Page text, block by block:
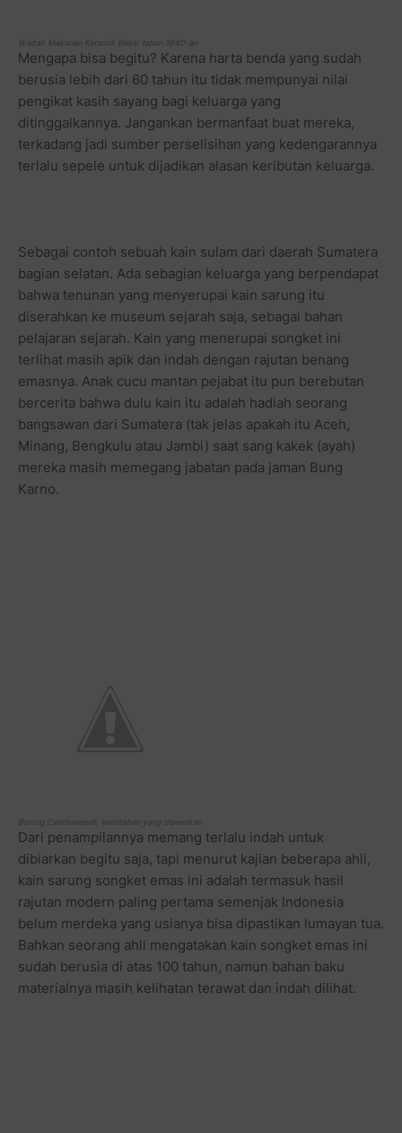
Wadah Makanan Keramik Besar tahun 1940-an
Mengapa bisa begitu? Karena harta benda yang sudah
berusia lebih dari 60 tahun itu tidak mempunyai nilai
pengikat kasih sayang bagi keluarga yang
ditinggalkannya. Jangankan bermanfaat buat mereka,
terkadang jadi sumber perselisihan yang kedengarannya
terlalu sepele untuk dijadikan alasan keributan keluarga.
Sebagai contoh sebuah kain sulam dari daerah Sumatera
bagian selatan. Ada sebagian keluarga yang berpendapat
bahwa tenunan yang menyerupai kain sarung itu
diserahkan ke museum sejarah saja, sebagai bahan
pelajaran sejarah. Kain yang menerupai songket ini
terlihat masih apik dan indah dengan rajutan benang
emasnya. Anak cucu mantan pejabat itu pun berebutan
bercerita bahwa dulu kain itu adalah hadiah seorang
bangsawan dari Sumatera (tak jelas apakah itu Aceh,
Minang, Bengkulu atau Jambi) saat sang kakek (ayah)
mereka masih memegang jabatan pada jaman Bung
Karno.
Burung Cendrawasih, keindahan yang diawetkan
Dari penampilannya memang terlalu indah untuk
dibiarkan begitu saja, tapi menurut kajian beberapa ahli,
kain sarung songket emas ini adalah termasuk hasil
rajutan modern paling pertama semenjak Indonesia
belum merdeka yang usianya bisa dipastikan lumayan tua.
Bahkan seorang ahli mengatakan kain songket emas ini
sudah berusia di atas 100 tahun, namun bahan baku
materialnya masih kelihatan terawat dan indah dilihat.